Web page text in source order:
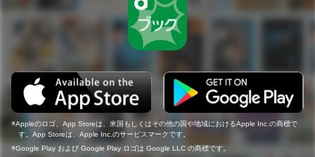
Appleのロゴ、App Storeは、米国もしくはその他の国や地域におけるApple Inc.の商標で
す。App Storeは、Apple Inc.のサービスマークです。
Google Play および Google Play ロゴは Google LLC の商標です。